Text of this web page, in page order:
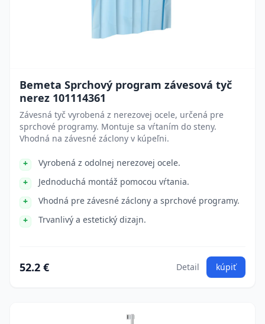
Bemeta Sprchový program závesová tyč
nerez 101114361
Závesná tyč vyrobená z nerezovej ocele, určená pre
sprchové programy. Montuje sa vŕtaním do steny.
Vhodná na závesné záclony v kúpeľni.
Vyrobená z odolnej nerezovej ocele.
Jednoduchá montáž pomocou vŕtania.
Vhodná pre závesné záclony a sprchové programy.
Trvanlivý a estetický dizajn.
52.2 € Detail kúpiť